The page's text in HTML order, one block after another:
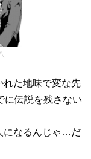
れた地味で変な先
に伝説を残さない
になるんじゃ…だ